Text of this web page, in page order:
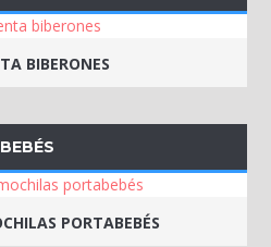
BIBERONES
BEBÉS
PORTABEBÉS